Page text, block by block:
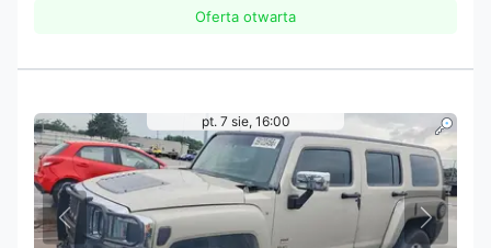
Oferta otwarta
pt. 7 sie, 16:00